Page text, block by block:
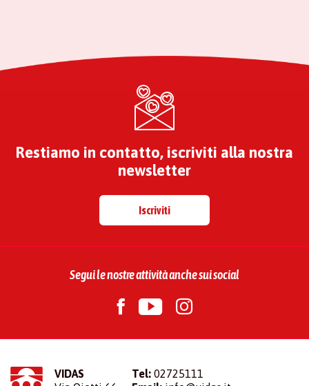
Restiamo in contatto, iscriviti alla nostra
newsletter
Iscriviti
Segui le nostre attività anche sui social
VIDAS
Tel: 02725111